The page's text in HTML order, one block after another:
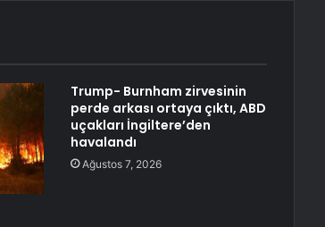
Trump- Burnham zirvesinin
perde arkası ortaya çıktı, ABD
uçakları İngiltere’den
havalandı
Ağustos 7, 2026